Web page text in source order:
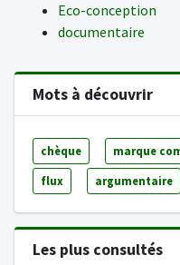
Eco-conception
documentaire
Mots à découvrir
chèque marque
flux argumentaire
Les plus consultés